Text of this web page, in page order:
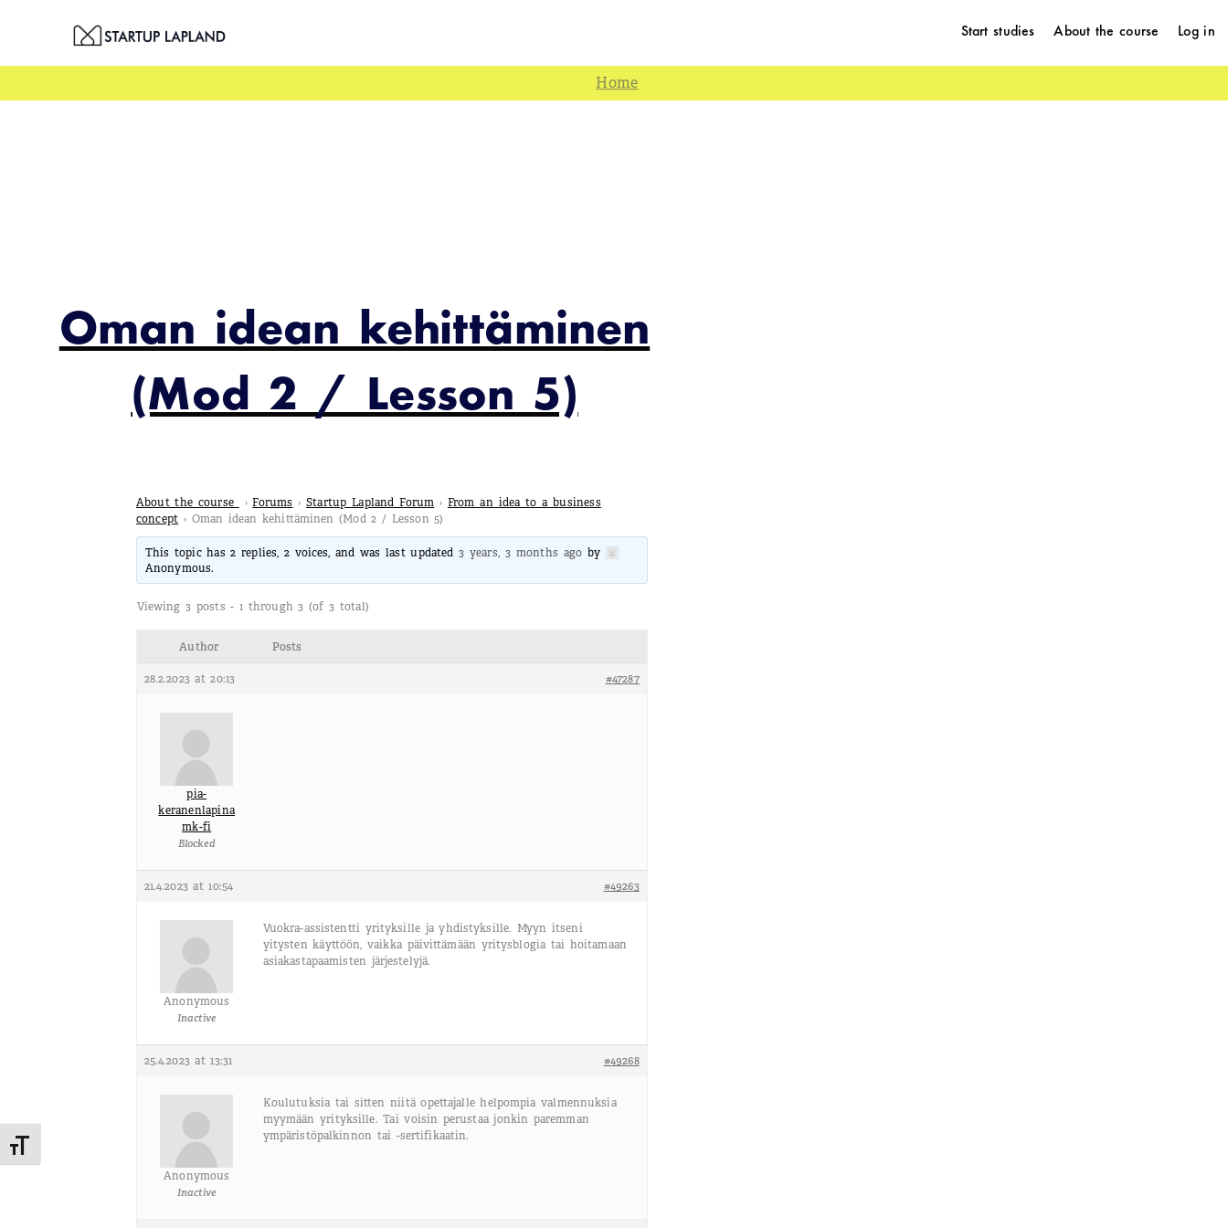
Toggle Font size
Start studies About the course Log in
Oman idean kehittäminen
(Mod 2 / Lesson 5)
About the course › Forums › Startup Lapland Forum › From an idea to a business
concept › Oman idean kehittäminen (Mod 2 / Lesson 5)
This topic has 2 replies, 2 voices, and was last updated 3 years, 3 months ago by
Anonymous.
Viewing 3 posts - 1 through 3 (of 3 total)
Author Posts
28.2.2023 at 20:13 #47287
pia-
keranenlapina
mk-fi
Blocked
21.4.2023 at 10:54 #49263
Anonymous
Inactive
Vuokra-assistentti yrityksille ja yhdistyksille. Myyn itseni
yitysten käyttöön, vaikka päivittämään yritysblogia tai hoitamaan
asiakastapaamisten järjestelyjä.
25.4.2023 at 13:31 #49268
Anonymous
Inactive
Koulutuksia tai sitten niitä opettajalle helpompia valmennuksia
myymään yrityksille. Tai voisin perustaa jonkin paremman
ympäristöpalkinnon tai -sertifikaatin.